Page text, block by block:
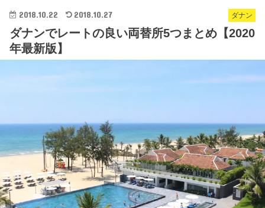
ダナン
2018.10.22 2018.10.27
ダナンでレートの良い両替所5つまとめ【2020
年最新版】